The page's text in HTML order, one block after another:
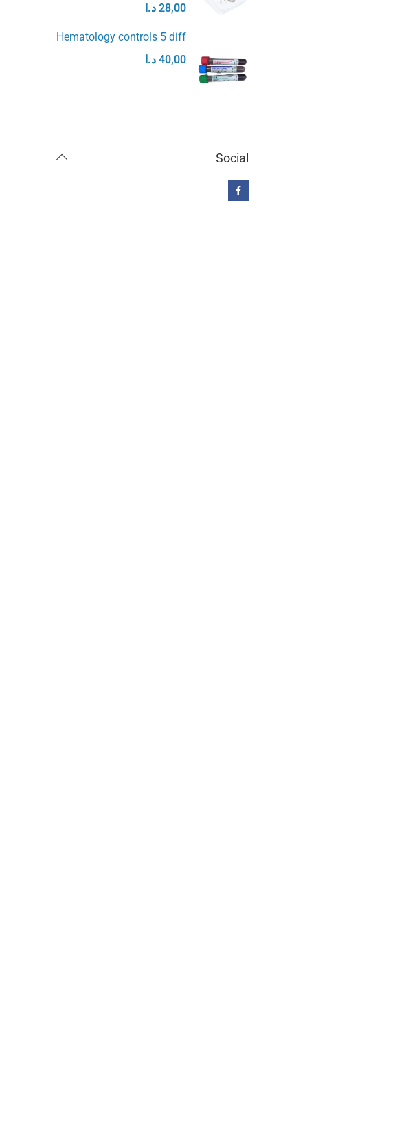
28,00 د.ا
Hematology controls 5 diff
40,00 د.ا
Social